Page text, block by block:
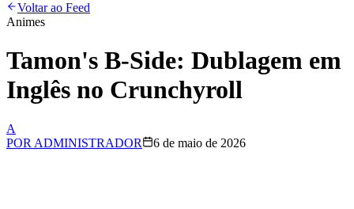
Voltar ao Feed
Animes
Tamon's B-Side: Dublagem em
Inglês no Crunchyroll
A
POR ADMINISTRADOR 6 de maio de 2026